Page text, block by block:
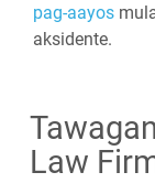
pag-aayos
aksidente.
Law